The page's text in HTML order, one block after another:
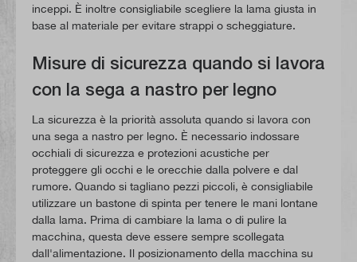
inceppi. È inoltre consigliabile scegliere la lama giusta in
base al materiale per evitare strappi o scheggiature.
Misure di sicurezza quando si lavora
con la sega a nastro per legno
La sicurezza è la priorità assoluta quando si lavora con
una sega a nastro per legno. È necessario indossare
occhiali di sicurezza e protezioni acustiche per
proteggere gli occhi e le orecchie dalla polvere e dal
rumore. Quando si tagliano pezzi piccoli, è consigliabile
utilizzare un bastone di spinta per tenere le mani lontane
dalla lama. Prima di cambiare la lama o di pulire la
macchina, questa deve essere sempre scollegata
dall'alimentazione. Il posizionamento della macchina su